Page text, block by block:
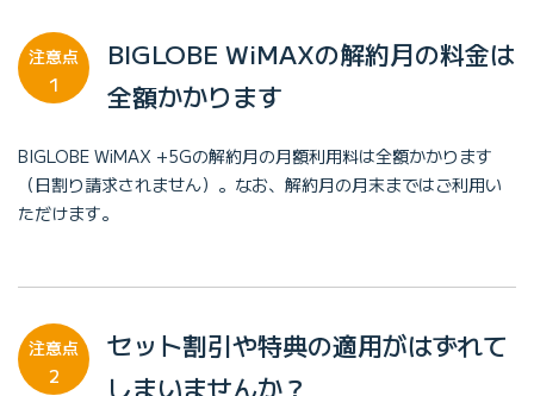
注意点
1
BIGLOBE WiMAXの解約月の料金は
全額かかります
BIGLOBE WiMAX +5Gの解約月の月額利用料は全額かかります
（日割り請求されません）。なお、解約月の月末まではご利用い
ただけます。
注意点
2
セット割引や特典の適用がはずれて
しまいませんか？